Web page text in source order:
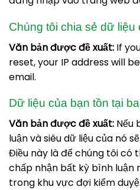
Chúng tôi chia sẻ dữ liệu
Văn bản được đề xuất: If
reset, your IP address will
email.
Dữ liệu của bạn tồn tại
Văn bản được đề xuất: Nếu
luận và siêu dữ liệu của nó
Điều này là để chúng tôi có
chấp nhận bất kỳ bình luận
trong khu vực đợi kiểm